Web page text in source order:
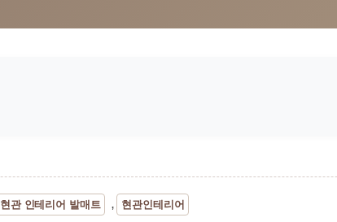
현관 인테리어 발매트 , 현관인테리어